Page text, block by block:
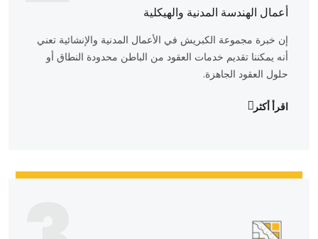
أعمال الهندسة المدنية والهيكلية
إن خبرة مجموعة الكبريش في الأعمال المدنية والإنشائية تعني
أنه يمكننا تقديم خدمات العقود من الباطن محدودة النطاق أو
حلول العقود الجاهزة.
اقرأ أكثر